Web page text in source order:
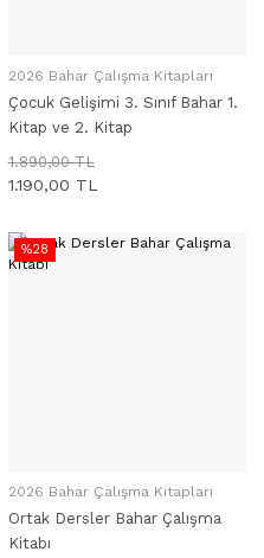
SEPETE EKLE
2026 Bahar Çalışma Kitapları
Çocuk Gelişimi 3. Sınıf Bahar 1.
Kitap ve 2. Kitap
1.890,00 TL
1.190,00 TL
%28
SEPETE EKLE
2026 Bahar Çalışma Kitapları
Ortak Dersler Bahar Çalışma
Kitabı